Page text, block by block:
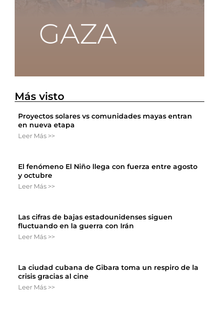
Más visto
Proyectos solares vs comunidades mayas entran
en nueva etapa
Leer Más >>
El fenómeno El Niño llega con fuerza entre agosto
y octubre
Leer Más >>
Las cifras de bajas estadounidenses siguen
fluctuando en la guerra con Irán
Leer Más >>
La ciudad cubana de Gibara toma un respiro de la
crisis gracias al cine
Leer Más >>